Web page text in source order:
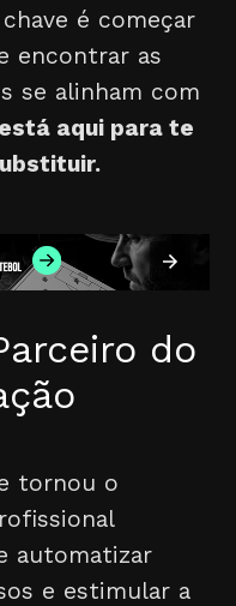
é começar
encontrar as
se alinham com
aqui para te
do
tornou o
automatizar
e estimular a